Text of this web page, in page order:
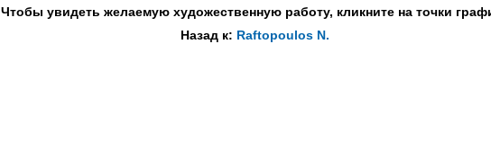
Чтобы увидеть желаемую художественную работу, кликните на точки
Назад к: Raftopoulos N.